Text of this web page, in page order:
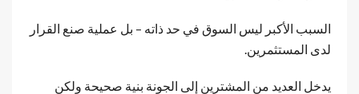
السبب الأكبر ليس السوق في حد ذاته – بل عملية صنع القرار
لدى المستثمرين.
يدخل العديد من المشترين إلى الجونة بنية صحيحة ولكن